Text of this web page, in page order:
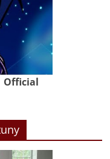
Official